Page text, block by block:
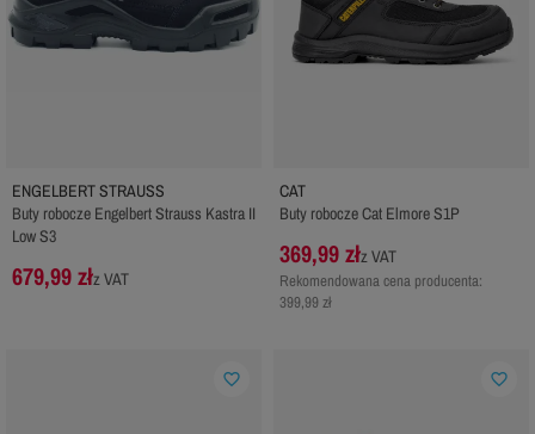
ENGELBERT STRAUSS
Buty robocze Engelbert Strauss Kastra II
Low S3
679,99 złz VAT
CAT
Buty robocze Cat Elmore S1P
369,99 złz VAT
Rekomendowana cena producenta:
399,99 zł
favorite_border favorite_border